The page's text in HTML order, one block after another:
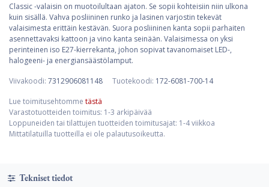
Classic -valaisin on muotoilultaan ajaton. Se sopii kohteisiin niin ulkona
kuin sisällä. Vahva posliininen runko ja lasinen varjostin tekevät
valaisimesta erittäin kestävän. Suora posliininen kanta sopii parhaiten
asennettavaksi kattoon ja vino kanta seinään. Valaisimessa on yksi
perinteinen iso E27-kierrekanta, johon sopivat tavanomaiset LED-,
halogeeni- ja energiansäästölamput.
Viivakoodi: 7312906081148 Tuotekoodi: 172-6081-700-14
Lue toimitusehtomme tästä
Varastotuotteiden toimitus: 1-3 arkipäivää
Loppuneiden tai tilattujen tuotteiden toimitusajat: 1-4 viikkoa
Mittatilatuilla tuotteilla ei ole palautusoikeutta.
Tekniset tiedot